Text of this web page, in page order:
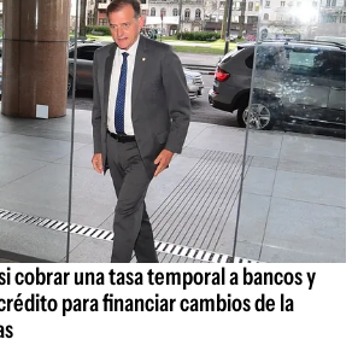
cobrar una tasa temporal a bancos y
para financiar cambios de la